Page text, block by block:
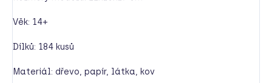
Věk: 14+
Dílků: 184 kusů
Materiál: dřevo, papír, látka, kov